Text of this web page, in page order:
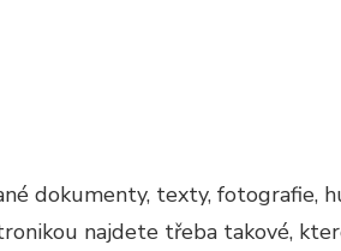
dokumenty, texty, fotografie,
najdete třeba takové,